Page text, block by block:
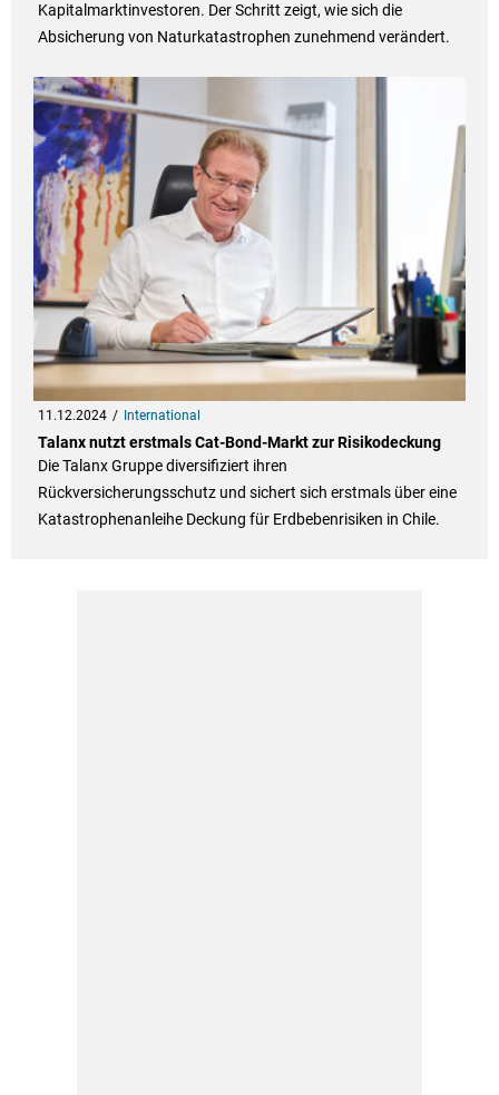
Kapitalmarktinvestoren. Der Schritt zeigt, wie sich die
Absicherung von Naturkatastrophen zunehmend verändert.
11.12.2024 International
Talanx nutzt erstmals Cat-Bond-Markt zur Risikodeckung
Die Talanx Gruppe diversifiziert ihren
Rückversicherungsschutz und sichert sich erstmals über eine
Katastrophenanleihe Deckung für Erdbebenrisiken in Chile.